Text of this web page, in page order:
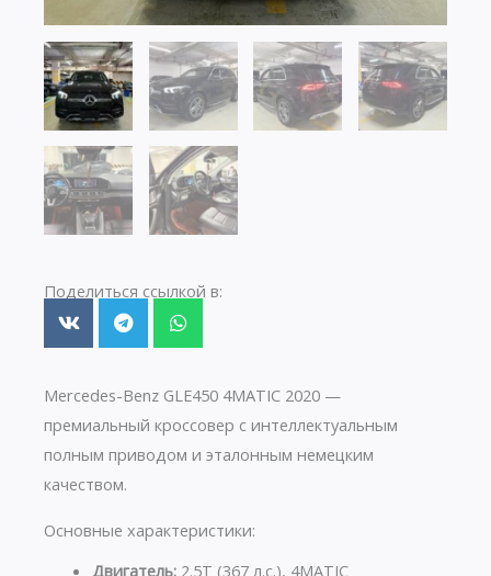
Поделиться ссылкой в:
Mercedes-Benz GLE450 4MATIC 2020 —
премиальный кроссовер с интеллектуальным
полным приводом и эталонным немецким
качеством.
Основные характеристики:
Двигатель:2.5T (367 л.с.), 4MATIC